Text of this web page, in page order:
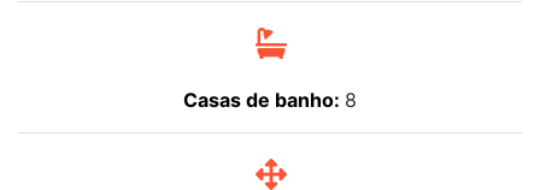
Casas de banho: 8